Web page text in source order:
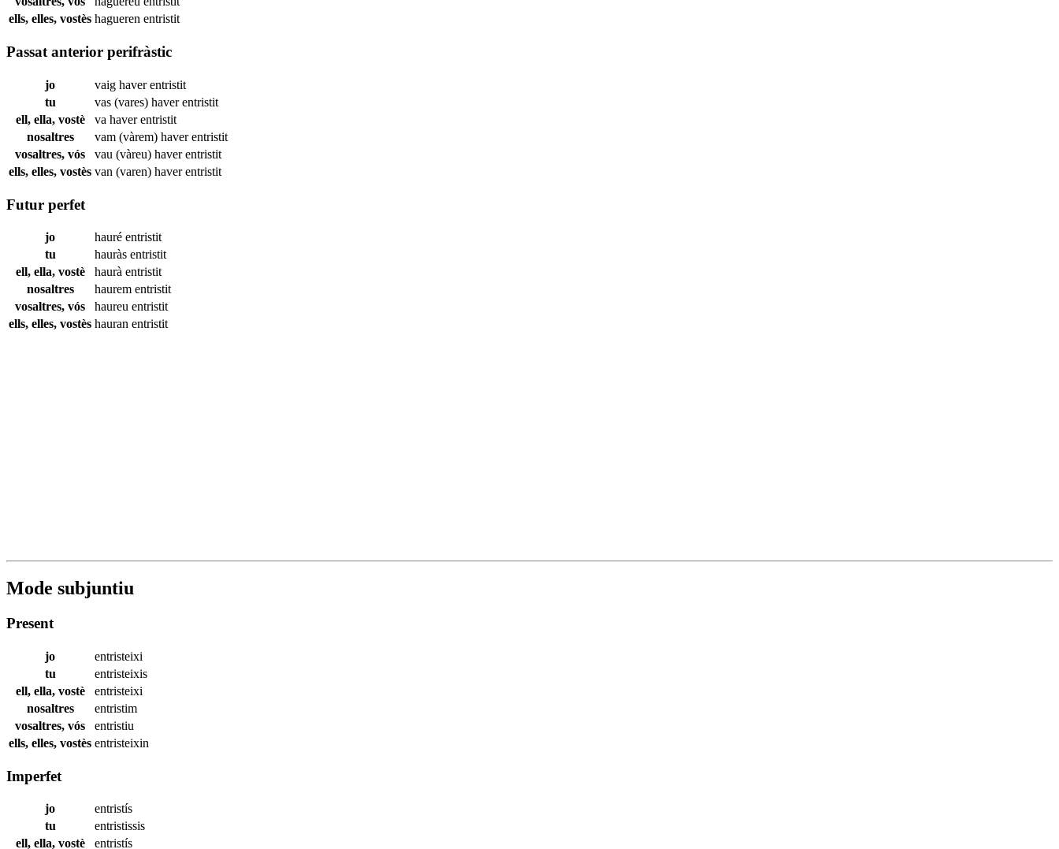
ells, elles, vostès hagueren entristit
Passat anterior perifràstic
jo vaig haverentristit
tu
vas (vares) haverentristit
ell, ella, vostè
va haverentristit
nosaltres
vam (vàrem) haverentristit
vosaltres, vós
vau (vàreu) haverentristit
ells, elles, vostès van (varen) haverentristit
Futur perfet
jo hauré entristit
tu
hauràs entristit
ell, ella, vostè
haurà entristit
nosaltres
haurem entristit
vosaltres, vós
haureu entristit
ells, elles, vostès hauran entristit
Mode subjuntiu
Present
jo
entristeixi
tu
entristeixis
ell, ella, vostè
entristeixi
nosaltres
entristim
vosaltres, vós
entristiu
ells, elles, vostès entristeixin
Imperfet
jo
entristís
tu
entristissis
ell, ella, vostè
entristís